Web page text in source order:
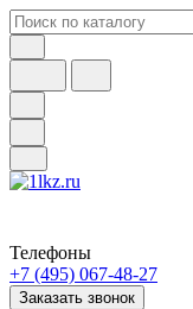
Телефоны
+7 (495) 067-48-27
Заказать звонок